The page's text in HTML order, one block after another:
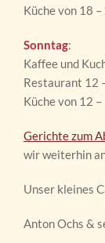
Küche von 18
Sonntag:
Kaffee und
Restaurant 12
Küche von 12
Gerichte zum
wir weiterhin
Unser kleines
Anton Ochs &